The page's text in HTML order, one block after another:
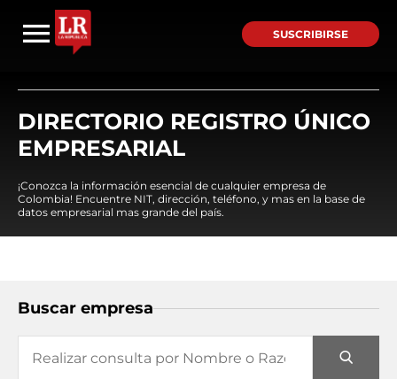
SUSCRIBIRSE
DIRECTORIO REGISTRO ÚNICO
EMPRESARIAL
¡Conozca la información esencial de cualquier empresa de
Colombia! Encuentre NIT, dirección, teléfono, y mas en la base de
datos empresarial mas grande del país.
Buscar empresa